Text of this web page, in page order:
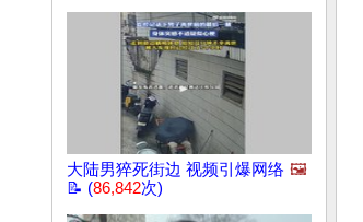
大陆男猝死街边 视频引爆网络 🖼️
📝 (86,842次)